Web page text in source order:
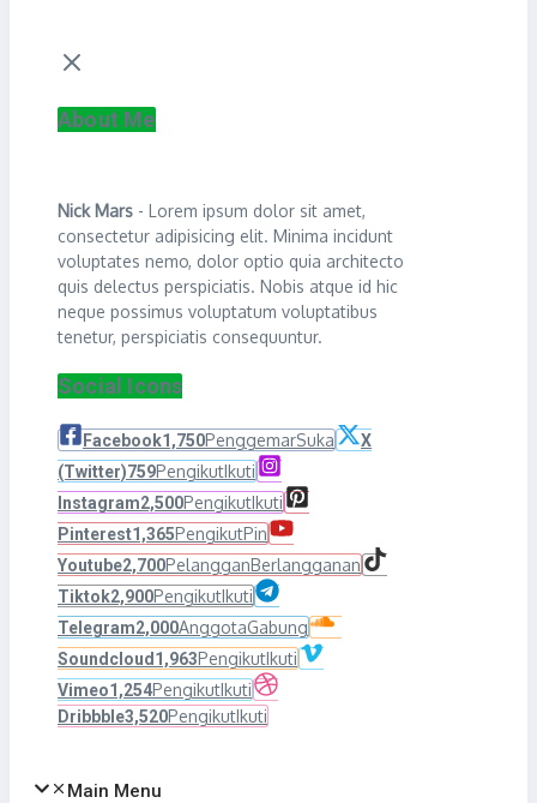
About Me
Nick Mars - Lorem ipsum dolor sit amet,
consectetur adipisicing elit. Minima incidunt
voluptates nemo, dolor optio quia architecto
quis delectus perspiciatis. Nobis atque id hic
neque possimus voluptatum voluptatibus
tenetur, perspiciatis consequuntur.
Social Icons
Facebook1,750PenggemarSuka
X
(Twitter)759PengikutIkuti
Instagram2,500PengikutIkuti
Pinterest1,365PengikutPin
Youtube2,700PelangganBerlangganan
Tiktok2,900PengikutIkuti
Telegram2,000AnggotaGabung
Soundcloud 1,963PengikutIkuti
Vimeo1,254PengikutIkuti
Dribbble3,520PengikutIkuti
Main Menu